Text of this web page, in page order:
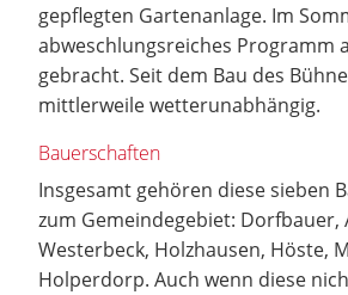
gepflegten Gartenanlage. Im
abweschlungsreiches Programm
gebracht. Seit dem Bau des
mittlerweile wetterunabhängig.
Bauerschaften
Insgesamt gehören diese sieben
zum Gemeindegebiet: Dorfbauer,
Westerbeck, Holzhausen, Höste,
Holperdorp. Auch wenn diese